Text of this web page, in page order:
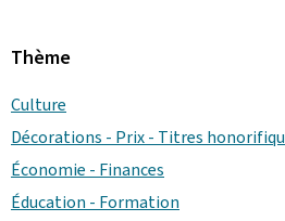
Thème
Culture
Décorations - Prix - Titres
Économie - Finances
Éducation - Formation